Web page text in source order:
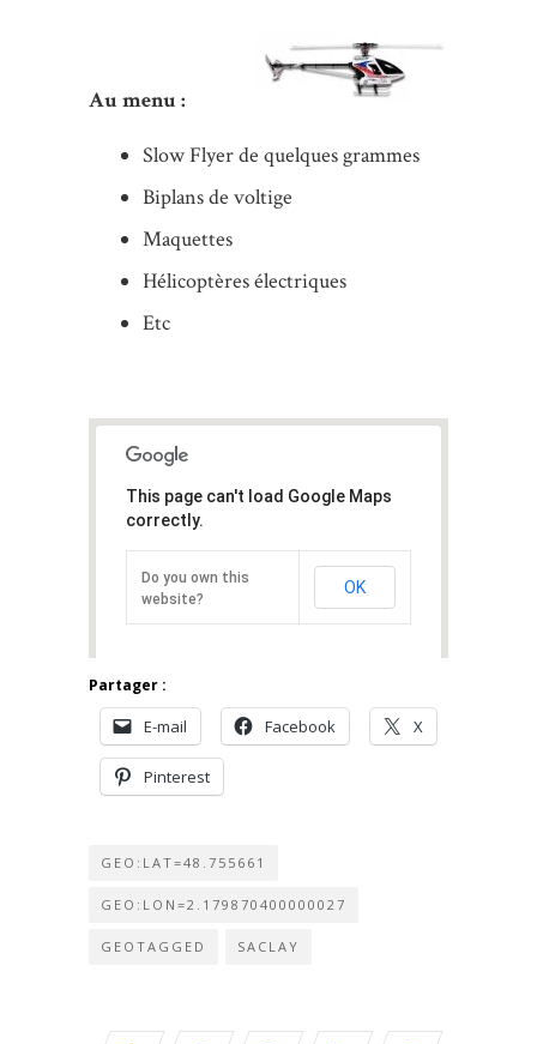
Au menu :
Slow Flyer de quelques grammes
Biplans de voltige
Maquettes
Hélicoptères électriques
Etc
This page can't load Google Maps
correctly.
Do you own this
website?
OK
Partager :
E-mail Facebook X
Pinterest
GEO:LAT=48.755661
GEO:LON=2.179870400000027
GEOTAGGED SACLAY